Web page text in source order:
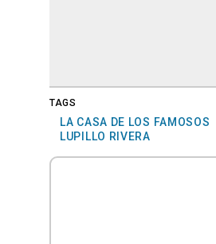
TAGS
LA CASA DE LOS FAMOSOS
LUPILLO RIVERA